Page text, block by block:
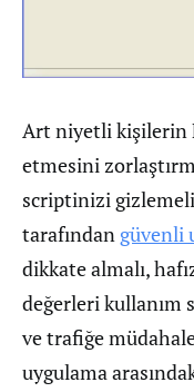
Art niyetli kişilerin
etmesini
scriptinizi
tarafından güvenli
dikkate almalı,
değerleri kullanım
ve trafiğe
uygulama